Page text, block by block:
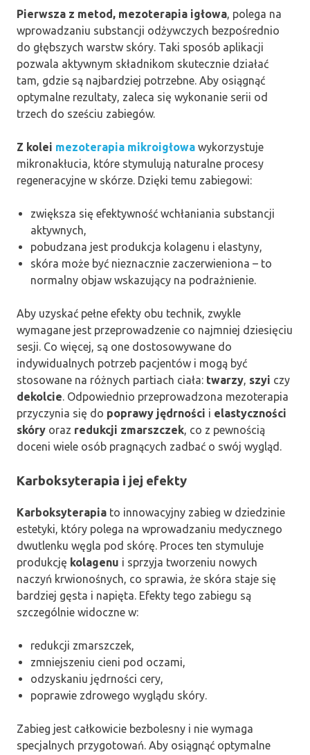
Pierwsza z metod, mezoterapia igłowa, polega na
wprowadzaniu substancji odżywczych bezpośrednio
do głębszych warstw skóry. Taki sposób aplikacji
pozwala aktywnym składnikom skutecznie działać
tam, gdzie są najbardziej potrzebne. Aby osiągnąć
optymalne rezultaty, zaleca się wykonanie serii od
trzech do sześciu zabiegów.
Z kolei mezoterapia mikroigłowa wykorzystuje
mikronakłucia, które stymulują naturalne procesy
regeneracyjne w skórze. Dzięki temu zabiegowi:
zwiększa się efektywność wchłaniania substancji
aktywnych,
pobudzana jest produkcja kolagenu i elastyny,
skóra może być nieznacznie zaczerwieniona – to
normalny objaw wskazujący na podrażnienie.
Aby uzyskać pełne efekty obu technik, zwykle
wymagane jest przeprowadzenie co najmniej dziesięciu
sesji. Co więcej, są one dostosowywane do
indywidualnych potrzeb pacjentów i mogą być
stosowane na różnych partiach ciała: twarzy, szyi czy
dekolcie. Odpowiednio przeprowadzona mezoterapia
przyczynia się do poprawy jędrności i elastyczności
skóry oraz redukcji zmarszczek, co z pewnością
doceni wiele osób pragnących zadbać o swój wygląd.
Karboksyterapia i jej efekty
Karboksyterapia to innowacyjny zabieg w dziedzinie
estetyki, który polega na wprowadzaniu medycznego
dwutlenku węgla pod skórę. Proces ten stymuluje
produkcję kolagenu i sprzyja tworzeniu nowych
naczyń krwionośnych, co sprawia, że skóra staje się
bardziej gęsta i napięta. Efekty tego zabiegu są
szczególnie widoczne w:
redukcji zmarszczek,
zmniejszeniu cieni pod oczami,
odzyskaniu jędrności cery,
poprawie zdrowego wyglądu skóry.
Zabieg jest całkowicie bezbolesny i nie wymaga
specjalnych przygotowań. Aby osiągnąć optymalne